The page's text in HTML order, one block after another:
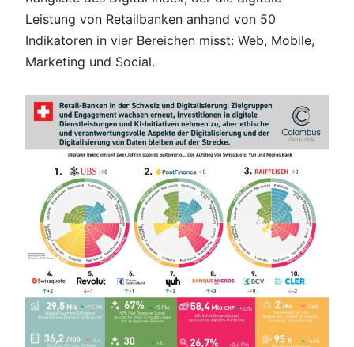
Leistung von Retailbanken anhand von 50
Indikatoren in vier Bereichen misst: Web, Mobile,
Marketing und Social.